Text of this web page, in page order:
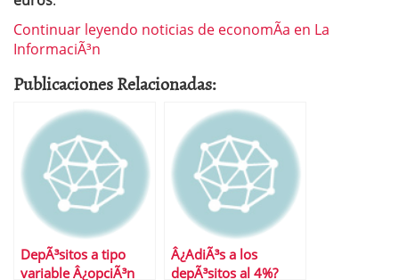
Continuar leyendo noticias de economÃ­a en La
InformaciÃ³n
Publicaciones Relacionadas:
DepÃ³sitos a tipo
variable Â¿opciÃ³n
Â¿AdiÃ³s a los
depÃ³sitos al 4%?